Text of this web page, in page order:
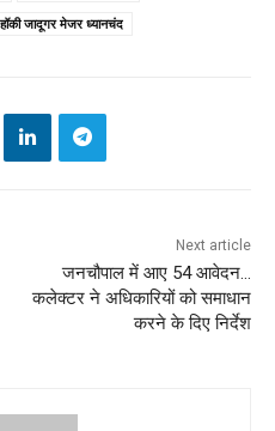
हॉकी जादूगर मेजर ध्यानचंद
Next article
जनचौपाल में आए 54 आवेदन…
कलेक्टर ने अधिकारियों को समाधान
करने के दिए निर्देश